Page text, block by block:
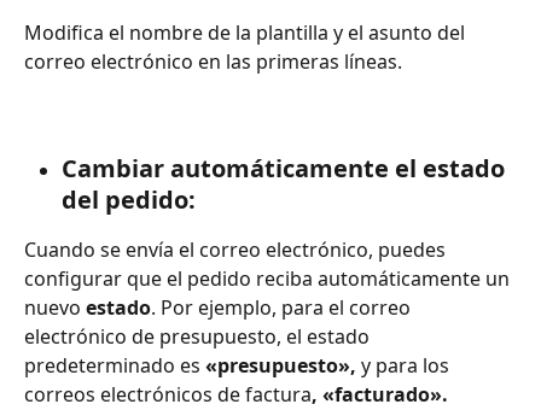
Modifica el nombre de la plantilla y el asunto del
correo electrónico en las primeras líneas.
Cambiar automáticamente el estado
del pedido:
Cuando se envía el correo electrónico, puedes
configurar que el pedido reciba automáticamente un
nuevo estado. Por ejemplo, para el correo
electrónico de presupuesto, el estado
predeterminado es «presupuesto», y para los
correos electrónicos de factura, «facturado».